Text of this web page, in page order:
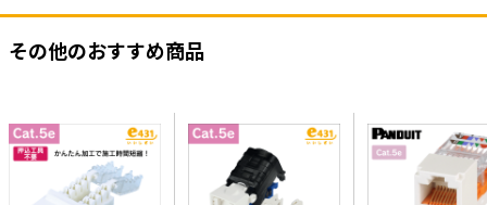
その他のおすすめ商品